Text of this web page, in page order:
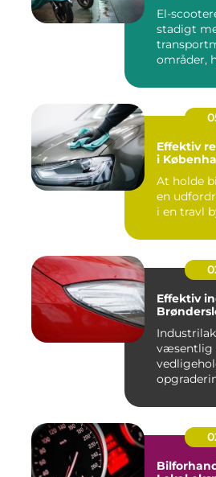
El-
stadigt
områder,
Effektiv
i
At holde
en
i en travl
Effektiv
væsentlig